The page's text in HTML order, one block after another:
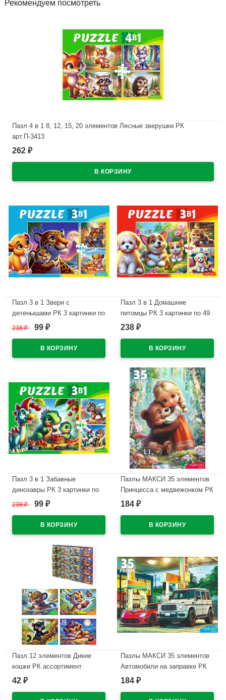
Рекомендуем посмотреть
Пазл 4 в 1 8, 12, 15, 20 элементов Лесные зверушки РК
арт.П-3413
В наличии
262 ₽
Пазл 3 в 1 Звери с
детенышами РК 3 картинки по
49 элементов арт.П-3462
238₽ 99 ₽
Пазл 3 в 1 Домашние
питомцы РК 3 картинки по 49
элементов арт.П-3460
238 ₽
Пазл 3 в 1 Забавные
динозавры РК 3 картинки по
49 элементов арт.П-3461
238₽ 99 ₽
Пазлы МАКСИ 35 элементов
Принцесса с медвежонком РК
арт.Ф35-3426
184 ₽
Пазл 12 элементов Дикие
кошки РК ассортимент
арт.П12-2382
42 ₽
Пазлы МАКСИ 35 элементов
Автомобили на заправке РК
арт.Ф35-3422
184 ₽